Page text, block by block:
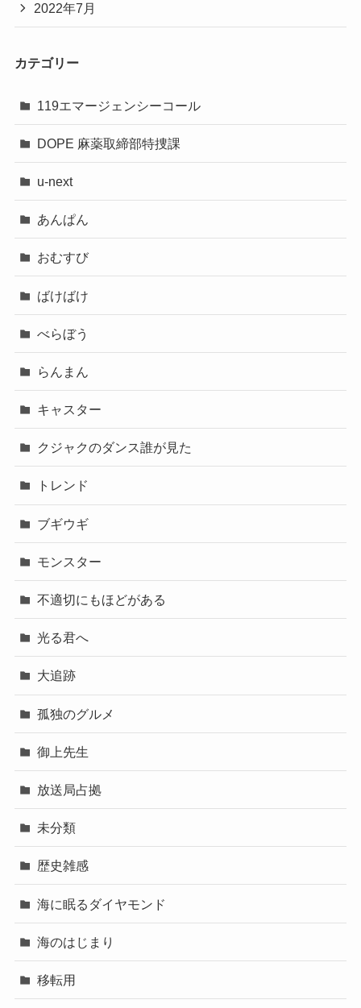
2022年7月
カテゴリー
119エマージェンシーコール
DOPE 麻薬取締部特捜課
u-next
あんぱん
おむすび
ばけばけ
べらぼう
らんまん
キャスター
クジャクのダンス誰が見た
トレンド
ブギウギ
モンスター
不適切にもほどがある
光る君へ
大追跡
孤独のグルメ
御上先生
放送局占拠
未分類
歴史雑感
海に眠るダイヤモンド
海のはじまり
移転用